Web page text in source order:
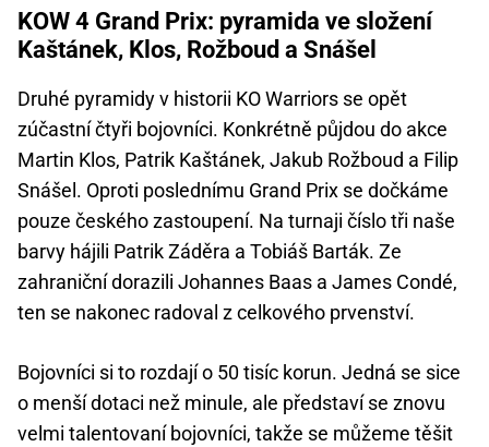
KOW 4 Grand Prix: pyramida ve složení
Kaštánek, Klos, Rožboud a Snášel
Druhé pyramidy v historii KO Warriors se opět
zúčastní čtyři bojovníci. Konkrétně půjdou do akce
Martin Klos, Patrik Kaštánek, Jakub Rožboud a Filip
Snášel. Oproti poslednímu Grand Prix se dočkáme
pouze českého zastoupení. Na turnaji číslo tři naše
barvy hájili Patrik Záděra a Tobiáš Barták. Ze
zahraniční dorazili Johannes Baas a James Condé,
ten se nakonec radoval z celkového prvenství.
Bojovníci si to rozdají o 50 tisíc korun. Jedná se sice
o menší dotaci než minule, ale představí se znovu
velmi talentovaní bojovníci, takže se můžeme těšit